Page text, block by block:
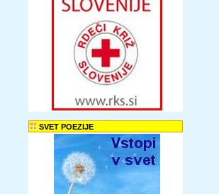
SVET POEZIJE